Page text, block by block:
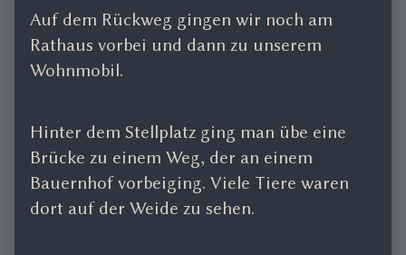
Auf dem Rückweg gingen wir noch am
Rathaus vorbei und dann zu unserem
Wohnmobil.
Hinter dem Stellplatz ging man übe eine
Brücke zu einem Weg, der an einem
Bauernhof vorbeiging. Viele Tiere waren
dort auf der Weide zu sehen.